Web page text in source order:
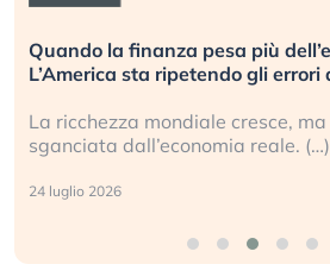
Quando la finanza pesa più
L’America sta ripetendo gli errori
La ricchezza mondiale cresce,
sganciata dall’economia reale. (…)
24 luglio 2026